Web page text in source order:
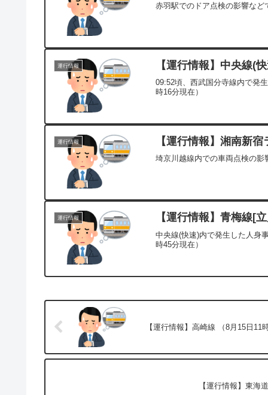
赤羽駅でのドア点検の影響など
運行情報 【運行情報】中央線(
09:52頃、西武国分寺線内で発
時16分現在）
運行情報 【運行情報】湘南新
埼京川越線内での車両点検の影
運行情報 【運行情報】青梅線[
中央線(快速)内で発生した人身
時45分現在）
【運行情報】高崎線 （8月15日11
【運行情報】東海